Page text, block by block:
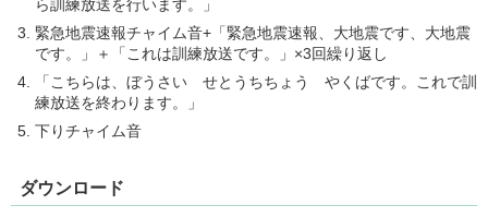
ら訓練放送を行います。」
緊急地震速報チャイム音+「緊急地震速報、大地震です、大地震
です。」＋「これは訓練放送です。」×3回繰り返し
「こちらは、ぼうさい せとうちちょう やくばです。これで訓
練放送を終わります。」
下りチャイム音
ダウンロード